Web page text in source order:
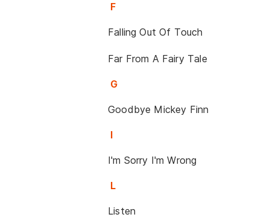
F
Falling Out Of Touch
Far From A Fairy Tale
G
Goodbye Mickey Finn
I
I'm Sorry I'm Wrong
L
Listen